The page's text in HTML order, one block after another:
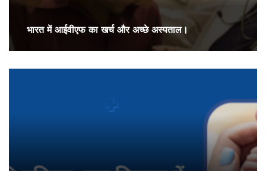
भारत में आईवीएफ का खर्च और अच्छे अस्पताल।